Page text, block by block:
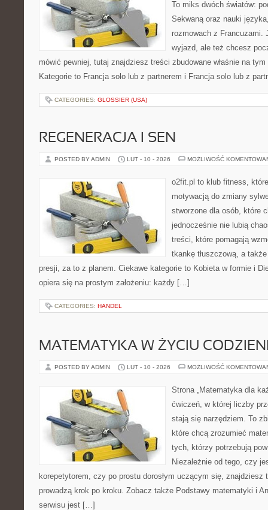
To miks dwóch światów:
Sekwaną oraz nauki
rozmowach z Francuzami.
wyjazd, ale też chcesz
mówić pewniej, tutaj znajdziesz treści zbudowane właśnie na
Kategorie to Francja solo lub z partnerem i Francja solo lub z
CATEGORIES: GLOSSIER (USA)
REGENERACJA I SEN
POSTED BY ADMIN LUT - 10 - 2026 MOŻLIWOŚĆ
o2fit.pl to klub fitness,
motywacją do zmiany
stworzone dla osób, które
jednocześnie nie lubią
treści, które pomagają
tkankę tłuszczową, a
presji, za to z planem. Ciekawe kategorie to Kobieta w formie i
opiera się na prostym założeniu: każdy […]
CATEGORIES: HANDEL
MATEMATYKA W ŻYCIU
POSTED BY ADMIN LUT - 10 - 2026 MOŻLIWOŚĆ
Strona „Matematyka dla
ćwiczeń, w której liczby
stają się narzędziem. To
które chcą zrozumieć
tych, którzy potrzebują
Niezależnie od tego, czy
korepetytorem, czy po prostu dorosłym uczącym się, znajdziesz
prowadzą krok po kroku. Zobacz także Podstawy matematyki i
serwisu jest […]